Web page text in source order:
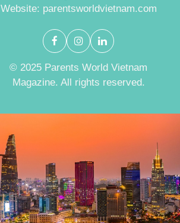
Website: parentsworldvietnam.com
© 2025 Parents World Vietnam
Magazine. All rights reserved.